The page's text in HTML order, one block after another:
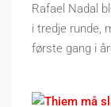
Rafael Nadal
i tredje runde,
første gang i